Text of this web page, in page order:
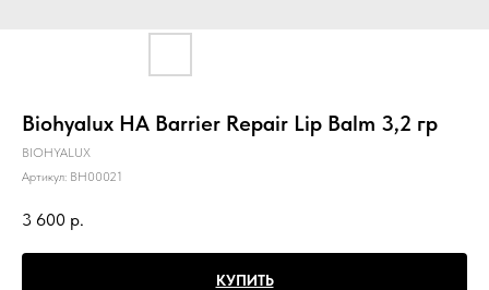
Biohyalux HA Barrier Repair Lip Balm 3,2 гр
BIOHYALUX
Артикул: BH00021
3 600 р.
КУПИТЬ